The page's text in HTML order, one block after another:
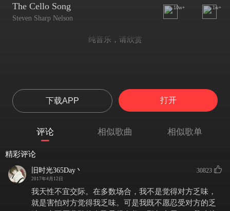
The Cello Song
Steven Sharp Nelson
10w+ 1w+
纯音乐，请欣赏
下载APP 打开
评论 相似歌曲 相似歌单
精彩评论
旧时光365Day丶
2017年4月12日
30823
我天性不宜交际。在多数场合，我不是觉得对方乏味，
就是害怕对方觉得我乏味。可是我既不愿忍受对方的乏